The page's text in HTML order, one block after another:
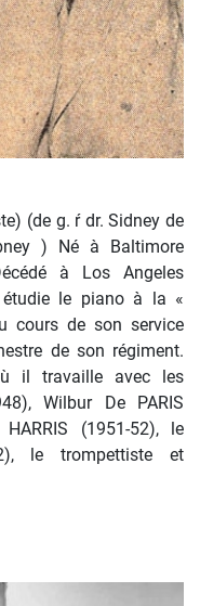
(de g. ŕ dr. Sidney de
) Né à Baltimore
à Los Angeles
le piano à la «
cours de son service
de son régiment.
il travaille avec les
Wilbur De PARIS
(1951-52), le
le trompettiste et